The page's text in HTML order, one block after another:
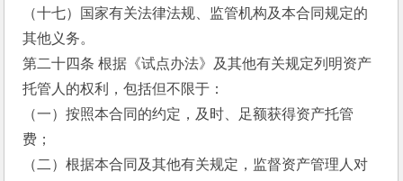
（十七）国家有关法律法规、监管机构及本合同规定的
其他义务。
第二十四条 根据《试点办法》及其他有关规定列明资产
托管人的权利，包括但不限于：
（一）按照本合同的约定，及时、足额获得资产托管
费；
（二）根据本合同及其他有关规定，监督资产管理人对